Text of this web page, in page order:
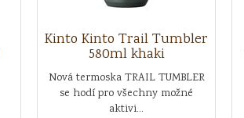
Kinto Kinto Trail Tumbler
580ml khaki
Nová termoska TRAIL TUMBLER
se hodí pro všechny možné
aktivi...